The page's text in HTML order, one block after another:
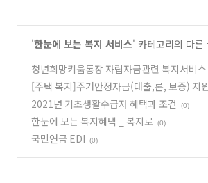
'한눈에 보는 복지 서비스' 카테고리의 다른
청년희망키움통장 자립자금관련 복지서비스
[주택 복지]주거안정자금(대출,론, 보증) 지
정리
(0)
2021년 기초생활수급자 혜택과 조건 (0)
한눈에 보는 복지혜택 _ 복지로 (0)
국민연금 EDI (0)